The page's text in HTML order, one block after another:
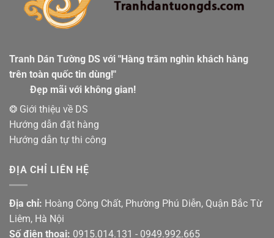
Tranh Dán Tường DS với "Hàng trăm nghìn khách hàng
trên toàn quốc tin dùng!"
Đẹp mãi với không gian!
❂ Giới thiệu về DS
Hướng dẫn đặt hàng
Hướng dẫn tự thi công
ĐỊA CHỈ LIÊN HỆ
Địa chỉ: Hoàng Công Chất, Phường Phú Diễn, Quận Bắc Từ
Liêm, Hà Nội
Số điện thoại: 0915.014.131 - 0949.992.665